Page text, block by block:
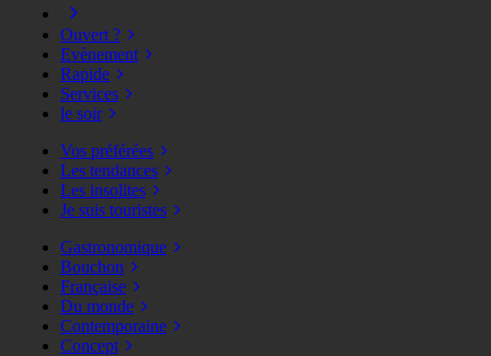
Ouvert ?
Evènement
Rapide
Services
le soir
Vos préférées
Les tendances
Les insolites
Je suis touristes
Gastronomique
Bouchon
Française
Du monde
Contemporaine
Concept